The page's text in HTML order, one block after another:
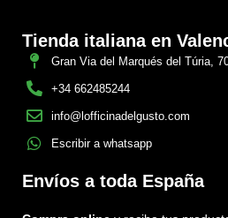
Tienda italiana en
Gran Via del Marqués del Túria,
+34 662485244
info@lofficinadelgusto.com
Escribir a whatsapp
Envíos a toda España